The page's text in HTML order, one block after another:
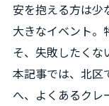
安を抱える方は少
大きなイベント。
そ、失敗したくな
本記事では、北区
へ、よくあるクレ